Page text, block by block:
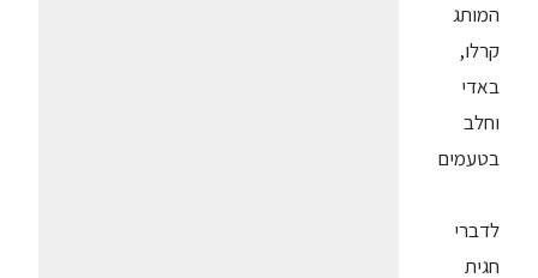
המותג
קרלו,
באדי
וחלב
בטעמים
לדברי
חגית